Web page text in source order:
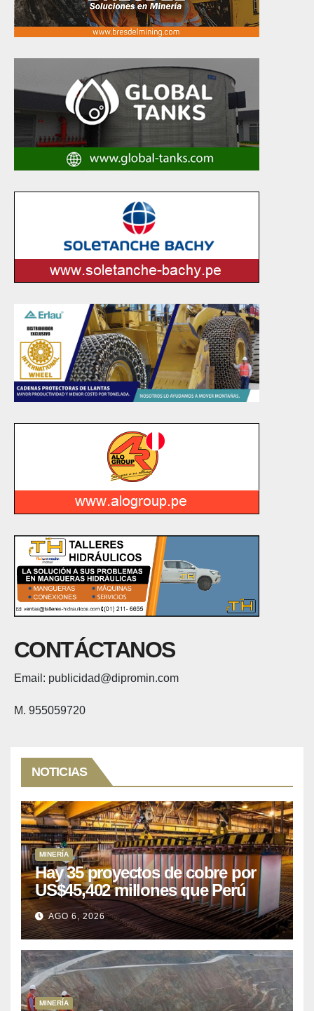
CONTÁCTANOS
Email: publicidad@dipromin.com
M. 955059720
NOTICIAS
MINERÍA
Hay 35 proyectos de cobre por
US$45,402 millones que Perú
puede aprovechar
AGO 6, 2026
MINERÍA